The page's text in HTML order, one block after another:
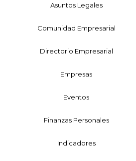
Asuntos Legales
Comunidad Empresarial
Directorio Empresarial
Empresas
Eventos
Finanzas Personales
Indicadores